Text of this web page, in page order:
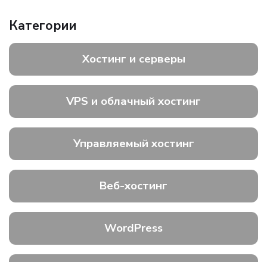
Категории
Хостинг и серверы
VPS и облачный хостинг
Управляемый хостинг
Веб-хостинг
WordPress